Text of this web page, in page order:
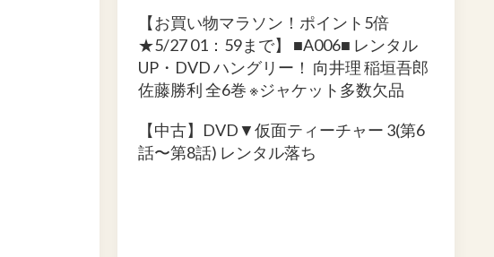
【お買い物マラソン！ポイント5倍
★5/27 01：59まで】 ■A006■ レンタル
UP・DVD ハングリー！ 向井理 稲垣吾郎
佐藤勝利 全6巻 ※ジャケット多数欠品
【中古】DVD▼仮面ティーチャー 3(第6
話〜第8話) レンタル落ち